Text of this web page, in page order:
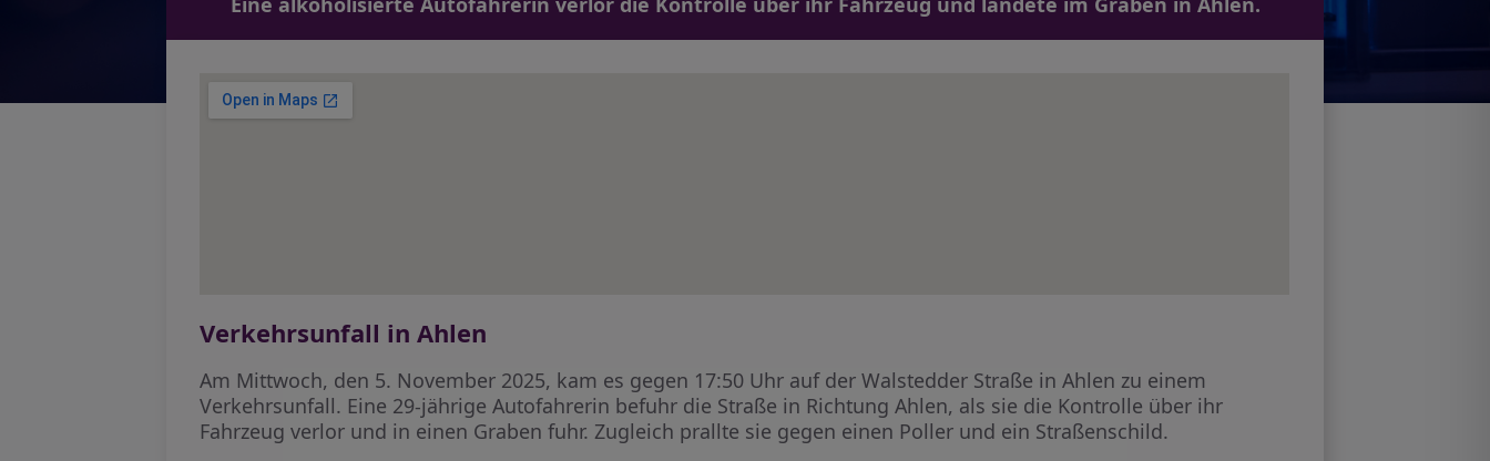
Verkehrsunfall in Ahlen
Am Mittwoch, den 5. November 2025, kam es gegen 17:50 Uhr auf der Walstedder Straße in Ahlen zu einem
Verkehrsunfall. Eine 29-jährige Autofahrerin befuhr die Straße in Richtung Ahlen, als sie die Kontrolle über ihr
Fahrzeug verlor und in einen Graben fuhr. Zugleich prallte sie gegen einen Poller und ein Straßenschild.